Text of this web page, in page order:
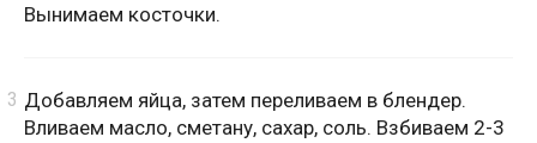
Вынимаем косточки.
Добавляем яйца, затем переливаем в блендер.
Вливаем масло, сметану, сахар, соль. Взбиваем 2-3